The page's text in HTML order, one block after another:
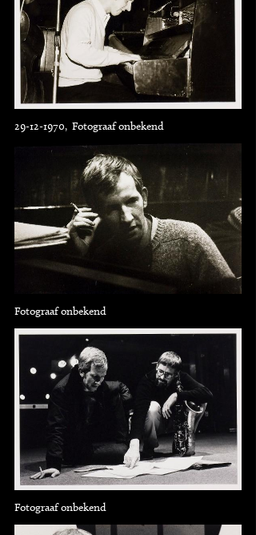
29-12-1970, Fotograaf onbekend
Fotograaf onbekend
Fotograaf onbekend